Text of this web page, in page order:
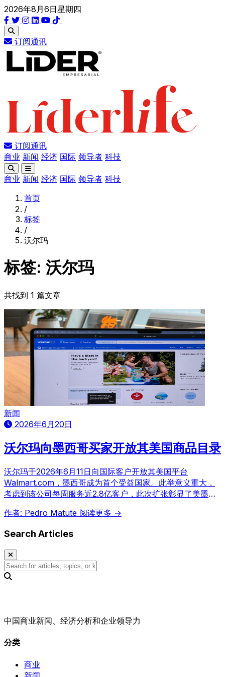
2026年8月6日星期四
订阅通讯
订阅通讯
商业 新闻 经济 国际 领导者 科技
商业 新闻 经济 国际 领导者 科技
首页
/
标签
/
沃尔玛
标签: 沃尔玛
共找到 1 篇文章
新闻
2026年6月20日
沃尔玛向墨西哥买家开放其美国商品目录
沃尔玛于2026年6月11日向国际客户开放其美国平台
Walmart.com，墨西哥成为首个受益国家。此举意义重大，
考虑到该公司每周服务近2.8亿客户，此次扩张彰显了美墨两
作者: Pedro Matute 阅读更多 →
Search Articles
中国商业新闻、经济分析和企业领导力
分类
商业